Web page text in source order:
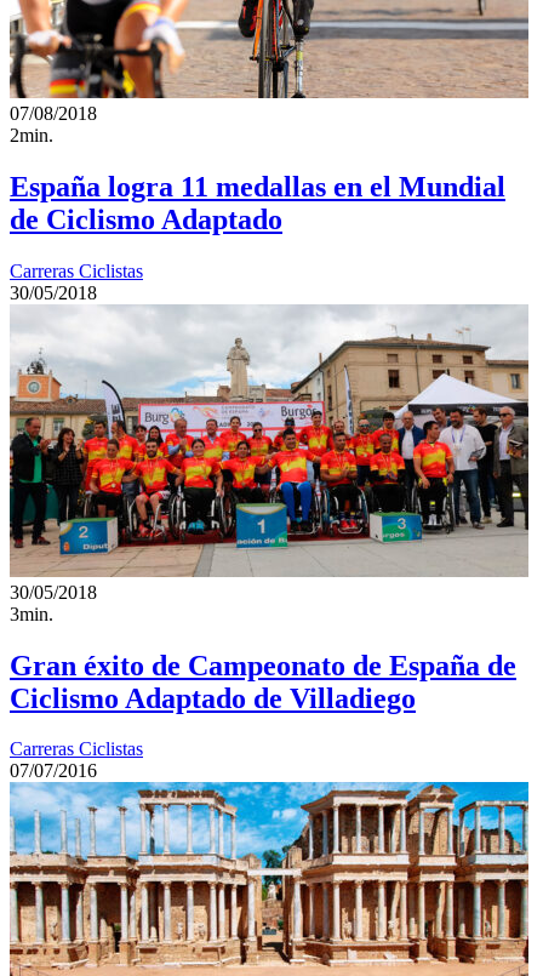
07/08/2018
2min.
España logra 11 medallas en el Mundial
de Ciclismo Adaptado
Carreras Ciclistas
30/05/2018
30/05/2018
3min.
Gran éxito de Campeonato de España de
Ciclismo Adaptado de Villadiego
Carreras Ciclistas
07/07/2016